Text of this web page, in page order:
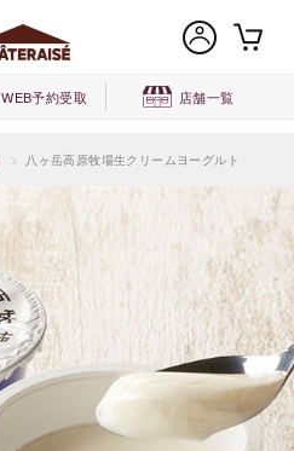
WEB予約受取 店舗一覧
> 八ヶ岳高原牧場生クリームヨーグルト